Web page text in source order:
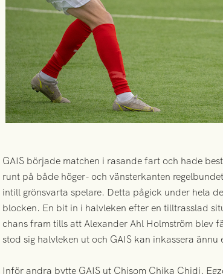
GAIS började matchen i rasande fart och hade
runt på både höger- och vänsterkanten
intill grönsvarta spelare. Detta pågick under hela
blocken. En bit in i halvleken efter en tilltrasslad
chans fram tills att Alexander Ahl Holmström blev
stod sig halvleken ut och GAIS kan inkassera
Inför andra bytte GAIS ut Chisom Chika Chidi,